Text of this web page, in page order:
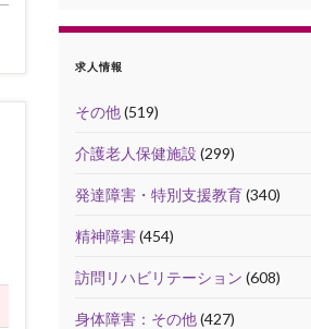
求人情報
その他(519)
介護老人保健施設 (299)
発達障害・特別支援教育(340)
精神障害(454)
訪問リハビリテーション (608)
身体障害：その他(427)